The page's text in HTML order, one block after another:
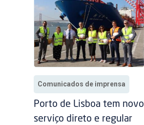
Comunicados de imprensa
Porto de Lisboa tem novo
serviço direto e regular